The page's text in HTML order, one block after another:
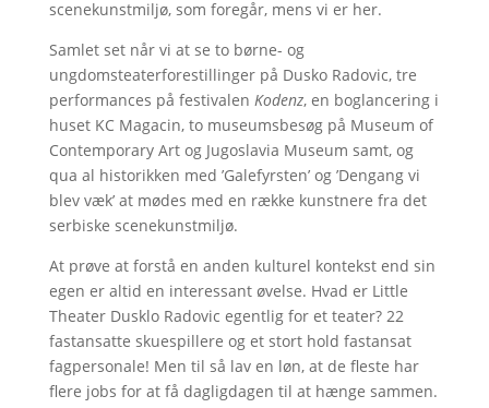
scenekunstmiljø, som foregår, mens vi er her.
Samlet set når vi at se to børne- og
ungdomsteaterforestillinger på Dusko Radovic, tre
performances på festivalen Kodenz, en boglancering i
huset KC Magacin, to museumsbesøg på Museum of
Contemporary Art og Jugoslavia Museum samt, og
qua al historikken med ’Galefyrsten’ og ’Dengang vi
blev væk’ at mødes med en række kunstnere fra det
serbiske scenekunstmiljø.
At prøve at forstå en anden kulturel kontekst end sin
egen er altid en interessant øvelse. Hvad er Little
Theater Dusklo Radovic egentlig for et teater? 22
fastansatte skuespillere og et stort hold fastansat
fagpersonale! Men til så lav en løn, at de fleste har
flere jobs for at få dagligdagen til at hænge sammen.